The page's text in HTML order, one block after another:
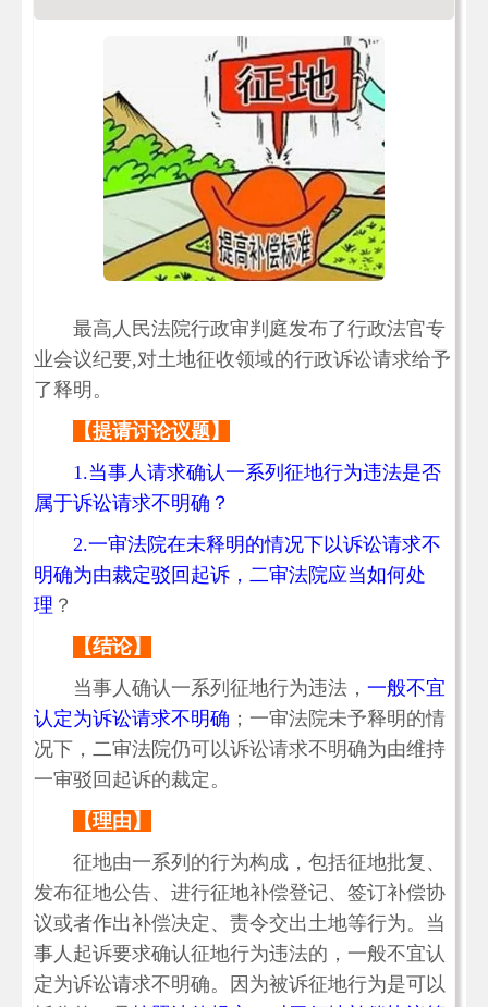
最高人民法院行政审判庭发布了行政法官专
业会议纪要,对土地征收领域的行政诉讼请求给予
了释明。
【提请讨论议题】
1.当事人请求确认一系列征地行为违法是否
属于诉讼请求不明确？
2.一审法院在未释明的情况下以诉讼请求不
明确为由裁定驳回起诉，二审法院应当如何处
理 ？
【结论】
当事人确认一系列征地行为违法， 一般不宜
认定为诉讼请求不明确 ；一审法院未予释明的情
况下，二审法院仍可以诉讼请求不明确为由维持
一审驳回起诉的裁定。
【理由】
征地由一系列的行为构成，包括征地批复、
发布征地公告、进行征地补偿登记、签订补偿协
议或者作出补偿决定、责令交出土地等行为。当
事人起诉要求确认征地行为违法的，一般不宜认
定为诉讼请求不明确。因为被诉征地行为是可以